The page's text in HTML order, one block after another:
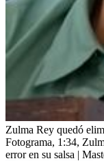
Zulma Rey quedó
Fotograma, 1:34,
error en su salsa |